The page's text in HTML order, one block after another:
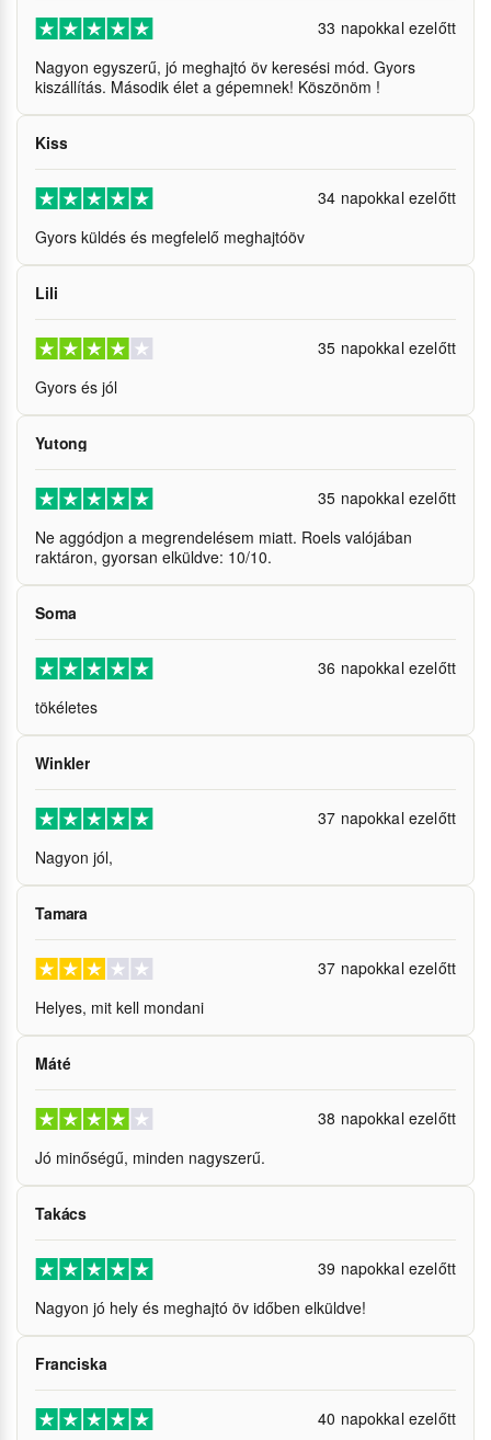
33 napokkal ezelőtt
Nagyon egyszerű, jó meghajtó öv keresési mód. Gyors
kiszállítás. Második élet a gépemnek! Köszönöm !
Kiss
34 napokkal ezelőtt
Gyors küldés és megfelelő meghajtóöv
Lili
35 napokkal ezelőtt
Gyors és jól
Yutong
35 napokkal ezelőtt
Ne aggódjon a megrendelésem miatt. Roels valójában
raktáron, gyorsan elküldve: 10/10.
Soma
36 napokkal ezelőtt
tökéletes
Winkler
37 napokkal ezelőtt
Nagyon jól,
Tamara
37 napokkal ezelőtt
Helyes, mit kell mondani
Máté
38 napokkal ezelőtt
Jó minőségű, minden nagyszerű.
Takács
39 napokkal ezelőtt
Nagyon jó hely és meghajtó öv időben elküldve!
Franciska
40 napokkal ezelőtt